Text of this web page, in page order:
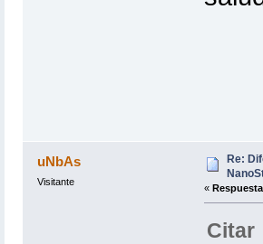
uNbAs
Visitante
Re:
«
Citar